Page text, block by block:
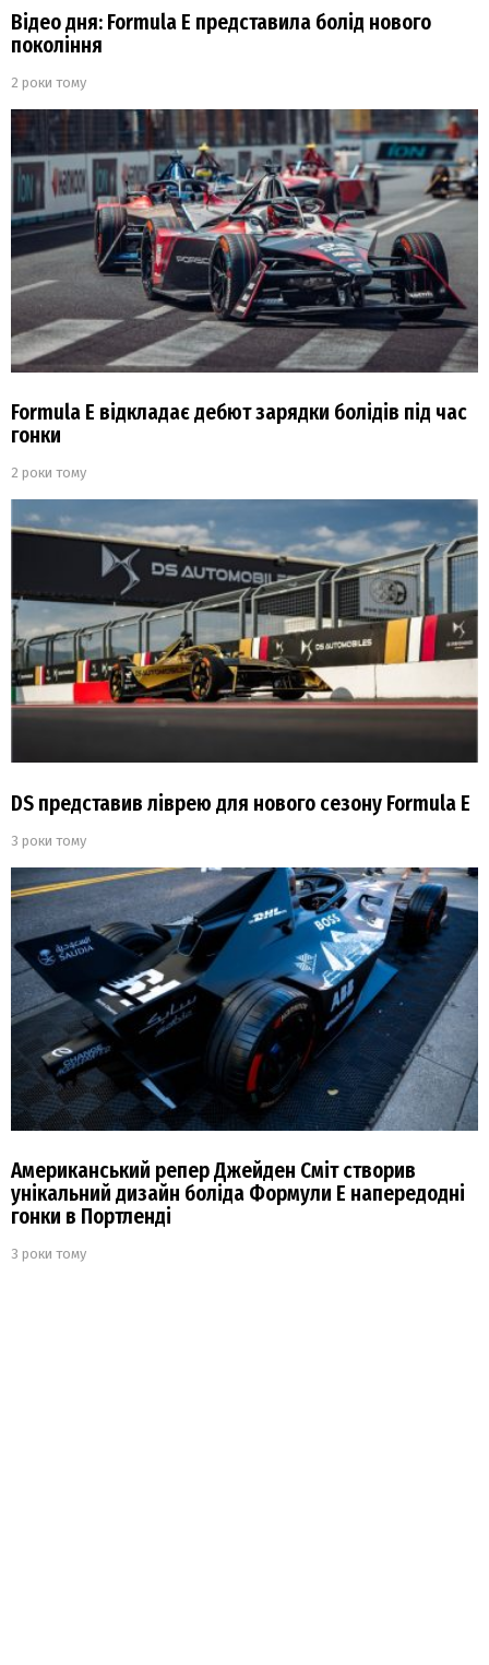
Відео дня: Formula E представила болід нового
покоління
2 роки тому
Formula E відкладає дебют зарядки болідів під час
гонки
2 роки тому
DS представив ліврею для нового сезону Formula Е
3 роки тому
Американський репер Джейден Сміт створив
унікальний дизайн боліда Формули Е напередодні
гонки в Портленді
3 роки тому